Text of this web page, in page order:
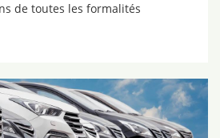
de toutes les formalités